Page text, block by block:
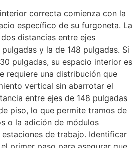
correcta comienza con la
específico de su furgoneta. La
distancias entre ejes
y la de 148 pulgadas. Si
pulgadas, su espacio interior es
requiere una distribución que
vertical sin abarrotar el
entre ejes de 148 pulgadas
piso, lo que permite tramos de
o la adición de módulos
de trabajo. Identificar